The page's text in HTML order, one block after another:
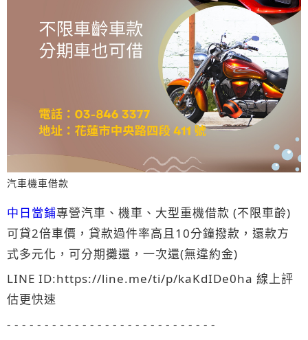
汽車機車借款
中日當鋪專營汽車、機車、大型重機借款 (不限車齡)
可貸2倍車價，貸款過件率高且10分鐘撥款，還款方
式多元化，可分期攤還，一次還(無違約金)
LINE ID:https://line.me/ti/p/kaKdIDe0ha 線上評
估更快速
- - - - - - - - - - - - - - - - - - - - - - - - - - - -